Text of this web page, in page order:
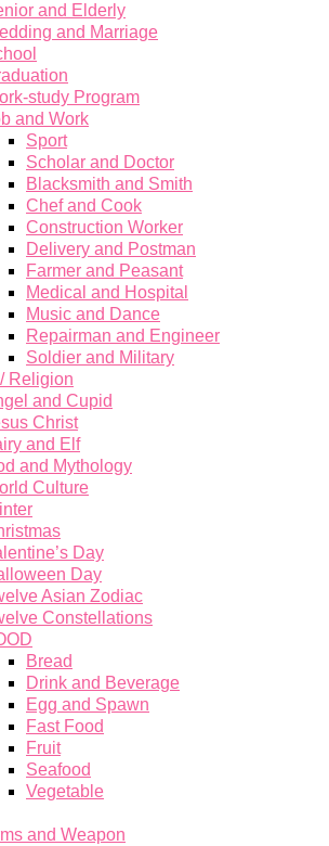
and Elderly
and Marriage
study Program
and Work
Sport
Scholar and Doctor
Blacksmith and Smith
Chef and Cook
Construction Worker
Delivery and Postman
Farmer and Peasant
Medical and Hospital
Music and Dance
Repairman and Engineer
Soldier and Military
Religion
and Cupid
Christ
and Elf
and Mythology
Culture
Day
Day
Asian Zodiac
Constellations
Bread
Drink and Beverage
Egg and Spawn
Fast Food
Fruit
Seafood
Vegetable
and Weapon